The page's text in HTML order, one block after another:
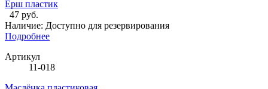
Ёрш пластик
47 руб.
Наличие: Доступно для резервирования
Подробнее
Артикул
11-018